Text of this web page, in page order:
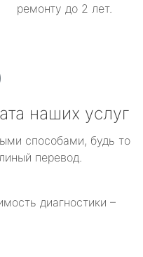
ремонту до 2 лет.
наших услуг
способами, будь то
перевод.
диагностики –